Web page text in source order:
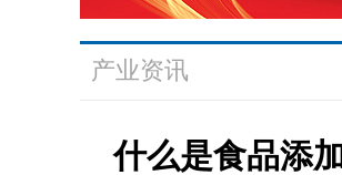
产业资讯
什么是食品添